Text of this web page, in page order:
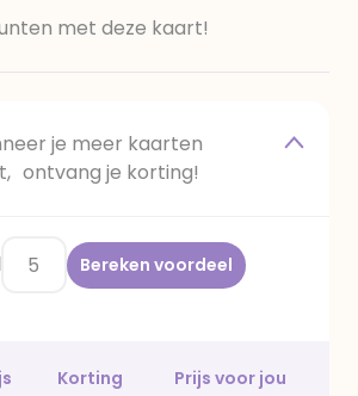
met deze kaart!
je meer kaarten
ontvang je korting!
Bereken voordeel
Korting
Prijs voor jou